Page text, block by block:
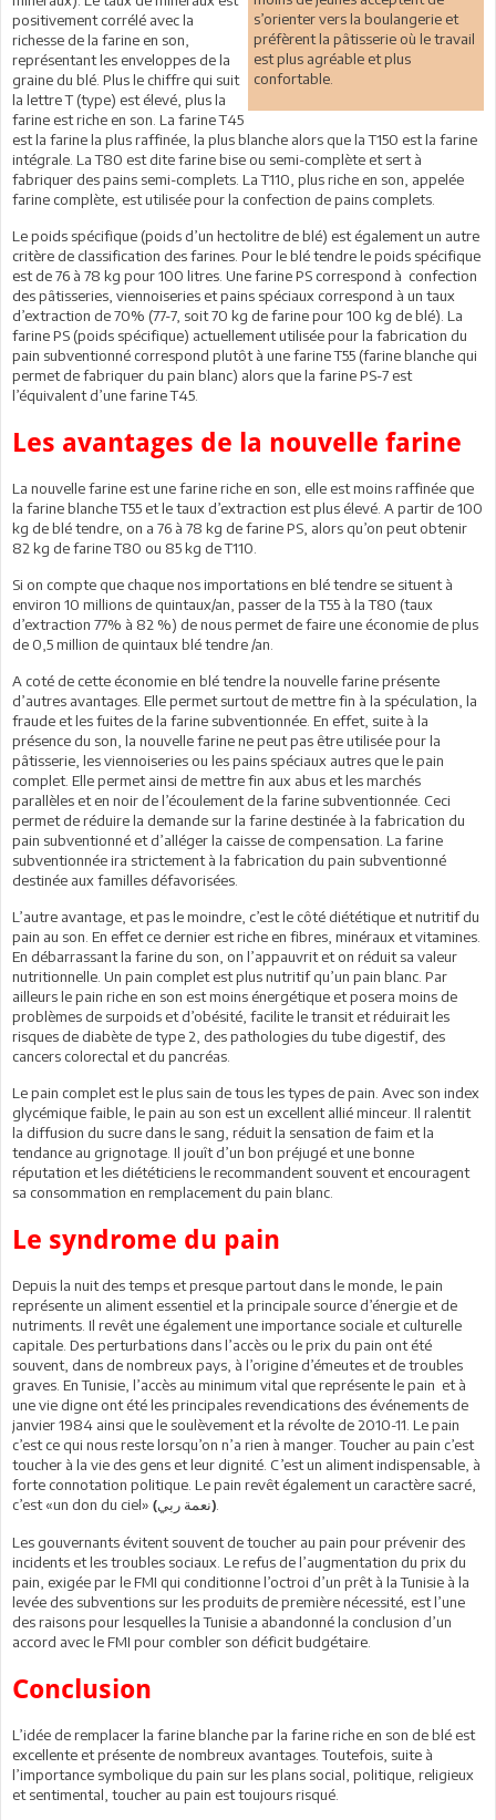
s’orienter vers la boulangerie et
préfèrent la pâtisserie où le travail
est plus agréable et plus
confortable.
positivement corrélé avec la
richesse de la farine en son,
représentant les enveloppes de la
graine du blé. Plus le chiffre qui suit
la lettre T (type) est élevé, plus la
farine est riche en son. La farine T45
est la farine la plus raffinée, la plus blanche alors que la T150 est la farine
intégrale. La T80 est dite farine bise ou semi-complète et sert à
fabriquer des pains semi-complets. La T110, plus riche en son, appelée
farine complète, est utilisée pour la confection de pains complets.
Le poids spécifique (poids d’un hectolitre de blé) est également un autre
critère de classification des farines. Pour le blé tendre le poids spécifique
est de 76 à 78 kg pour 100 litres. Une farine PS correspond à confection
des pâtisseries, viennoiseries et pains spéciaux correspond à un taux
d’extraction de 70% (77-7, soit 70 kg de farine pour 100 kg de blé). La
farine PS (poids spécifique) actuellement utilisée pour la fabrication du
pain subventionné correspond plutôt à une farine T55 (farine blanche qui
permet de fabriquer du pain blanc) alors que la farine PS-7 est
l’équivalent d’une farine T45.
Les avantages de la nouvelle farine
La nouvelle farine est une farine riche en son, elle est moins raffinée que
la farine blanche T55 et le taux d’extraction est plus élevé. A partir de 100
kg de blé tendre, on a 76 à 78 kg de farine PS, alors qu’on peut obtenir
82 kg de farine T80 ou 85 kg de T110.
Si on compte que chaque nos importations en blé tendre se situent à
environ 10 millions de quintaux/an, passer de la T55 à la T80 (taux
d’extraction 77% à 82 %) de nous permet de faire une économie de plus
de 0,5 million de quintaux blé tendre /an.
A coté de cette économie en blé tendre la nouvelle farine présente
d’autres avantages. Elle permet surtout de mettre fin à la spéculation, la
fraude et les fuites de la farine subventionnée. En effet, suite à la
présence du son, la nouvelle farine ne peut pas être utilisée pour la
pâtisserie, les viennoiseries ou les pains spéciaux autres que le pain
complet. Elle permet ainsi de mettre fin aux abus et les marchés
parallèles et en noir de l’écoulement de la farine subventionnée. Ceci
permet de réduire la demande sur la farine destinée à la fabrication du
pain subventionné et d’alléger la caisse de compensation. La farine
subventionnée ira strictement à la fabrication du pain subventionné
destinée aux familles défavorisées.
L’autre avantage, et pas le moindre, c’est le côté diététique et nutritif du
pain au son. En effet ce dernier est riche en fibres, minéraux et vitamines.
En débarrassant la farine du son, on l’appauvrit et on réduit sa valeur
nutritionnelle. Un pain complet est plus nutritif qu’un pain blanc. Par
ailleurs le pain riche en son est moins énergétique et posera moins de
problèmes de surpoids et d’obésité, facilite le transit et réduirait les
risques de diabète de type 2, des pathologies du tube digestif, des
cancers colorectal et du pancréas.
Le pain complet est le plus sain de tous les types de pain. Avec son index
glycémique faible, le pain au son est un excellent allié minceur. Il ralentit
la diffusion du sucre dans le sang, réduit la sensation de faim et la
tendance au grignotage. Il jouît d’un bon préjugé et une bonne
réputation et les diététiciens le recommandent souvent et encouragent
sa consommation en remplacement du pain blanc.
Le syndrome du pain
Depuis la nuit des temps et presque partout dans le monde, le pain
représente un aliment essentiel et la principale source d’énergie et de
nutriments. Il revêt une également une importance sociale et culturelle
capitale. Des perturbations dans l’accès ou le prix du pain ont été
souvent, dans de nombreux pays, à l’origine d’émeutes et de troubles
graves. En Tunisie, l’accès au minimum vital que représente le pain et à
une vie digne ont été les principales revendications des événements de
janvier 1984 ainsi que le soulèvement et la révolte de 2010-11. Le pain
c’est ce qui nous reste lorsqu’on n’a rien à manger. Toucher au pain c’est
toucher à la vie des gens et leur dignité. C’est un aliment indispensable, à
forte connotation politique. Le pain revêt également un caractère sacré,
c’est «un don du ciel»
(نعمة ربي)
Les gouvernants évitent souvent de toucher au pain pour prévenir des
incidents et les troubles sociaux. Le refus de l’augmentation du prix du
pain, exigée par le FMI qui conditionne l’octroi d’un prêt à la Tunisie à la
levée des subventions sur les produits de première nécessité, est l’une
des raisons pour lesquelles la Tunisie a abandonné la conclusion d’un
accord avec le FMI pour combler son déficit budgétaire.
Conclusion
L’idée de remplacer la farine blanche par la farine riche en son de blé est
excellente et présente de nombreux avantages. Toutefois, suite à
l’importance symbolique du pain sur les plans social, politique, religieux
et sentimental, toucher au pain est toujours risqué.